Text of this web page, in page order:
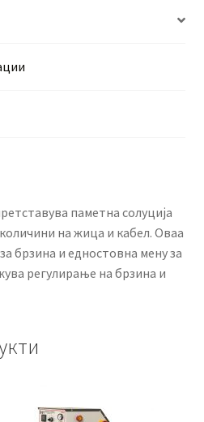
паметна солуција
на жица и кабел. Оваа
брзина и едностовна мену за
регулирање на брзина и